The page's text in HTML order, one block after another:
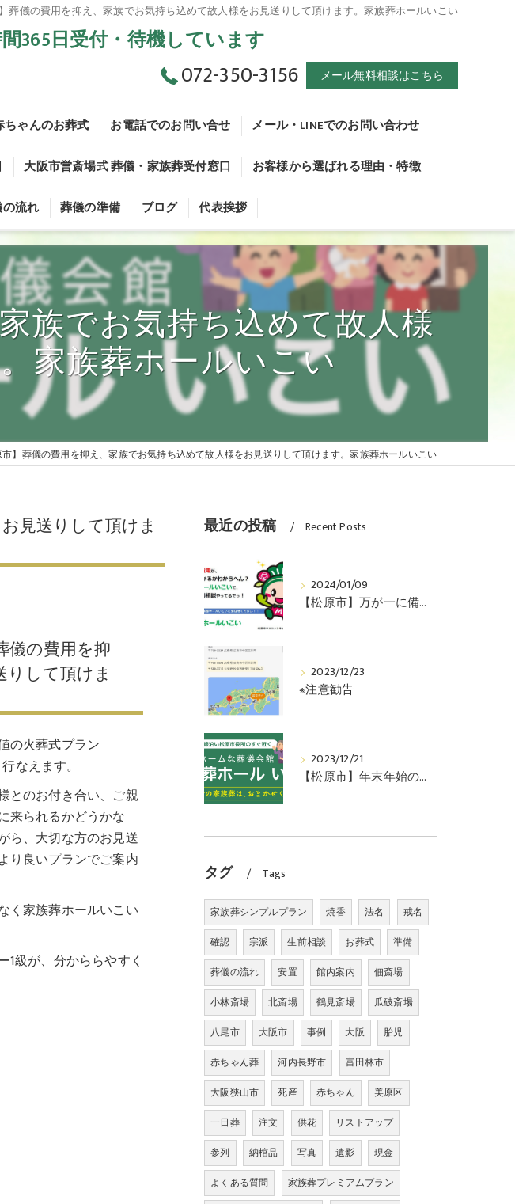
】葬儀の費用を抑え、家族でお気持ち込めて故人様をお見送りして頂けます。家族葬ホールいこい
365日受付・待機しています
072-350-3156 メール無料相談はこちら
ゃんのお葬式
ちゃんのご葬儀についてvol.1 死産とは
ちゃんのご葬儀についてvol.2 火葬手続きについて
ちゃんのご葬儀についてvol.3 葬儀について
ちゃんのご葬儀についてvol.4 副葬品について
ちゃんのご葬儀についてvol.5 火葬について
ちゃんのご葬儀についてvol.6 納骨について
ゃんのご葬儀についてvol.7 水子供養とは
お電話でのお問い合せ メール・LINEでのお問い合わせ
大阪市営斎場式 葬儀・家族葬受付窓口
【大阪市営斎場】葬儀・家族葬問合せ窓口
大阪市立瓜破斎場式 葬儀・家族葬受付窓口
お客様から選ばれる理由・特徴
流れ 葬儀の準備
生前相談
葬儀の形式
宗派の確認
戒名の付け方
お焼香の回数
ご安置先
葬儀までに必要な現金
ブログ 代表挨拶
族でお気持ち込めて故人様
家族葬ホールいこい
市】葬儀の費用を抑え、家族でお気持ち込めて故人様をお見送りして頂けます。家族葬ホールいこい
見送りして頂けま
儀の費用を抑
りして頂けま
の火葬式プラン
なえます。
とのお付き合い、ご親
来られるかどうかな
ら、大切な方のお見送
り良いプランでご案内
く家族葬ホールいこい
級が、分かららやすく
最近の投稿 Recent Posts
2024/01/09
【松原市】万が一に備えた事前の相談受付しています。
2023/12/23
※注意勧告
2023/12/21
【松原市】年末年始のお知らせ。地域密着の葬儀式場「家族葬ホールいこい」
タグ Tags
家族葬シンプルプラン 焼香 法名
戒名
確認
宗派 生前相談 お葬式
準備
葬儀の流れ
安置 館内案内
佃斎場
小林斎場
北斎場 鶴見斎場
瓜破斎場
八尾市
大阪市 事例 大阪
胎児
赤ちゃん葬
河内長野市
富田林市
大阪狭山市
死産 赤ちゃん
美原区
一日葬
注文 供花
リストアップ
参列
納棺品 写真 遺影
現金
よくある質問
家族葬プレミアムプラン